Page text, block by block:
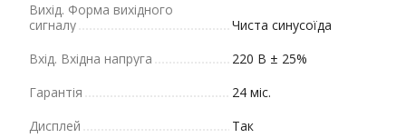
Вихід. Форма вихідного
сигналу
Чиста синусоїда
Вхід. Вхідна напруга
220 В ± 25%
Гарантія
24 міс.
Дисплей
Так